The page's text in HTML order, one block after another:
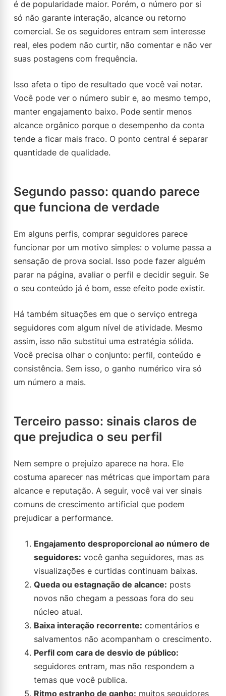
é de popularidade maior. Porém, o número por si
só não garante interação, alcance ou retorno
comercial. Se os seguidores entram sem interesse
real, eles podem não curtir, não comentar e não ver
suas postagens com frequência.
Isso afeta o tipo de resultado que você vai notar.
Você pode ver o número subir e, ao mesmo tempo,
manter engajamento baixo. Pode sentir menos
alcance orgânico porque o desempenho da conta
tende a ficar mais fraco. O ponto central é separar
quantidade de qualidade.
Segundo passo: quando parece
que funciona de verdade
Em alguns perfis, comprar seguidores parece
funcionar por um motivo simples: o volume passa a
sensação de prova social. Isso pode fazer alguém
parar na página, avaliar o perfil e decidir seguir. Se
o seu conteúdo já é bom, esse efeito pode existir.
Há também situações em que o serviço entrega
seguidores com algum nível de atividade. Mesmo
assim, isso não substitui uma estratégia sólida.
Você precisa olhar o conjunto: perfil, conteúdo e
consistência. Sem isso, o ganho numérico vira só
um número a mais.
Terceiro passo: sinais claros de
que prejudica o seu perfil
Nem sempre o prejuízo aparece na hora. Ele
costuma aparecer nas métricas que importam para
alcance e reputação. A seguir, você vai ver sinais
comuns de crescimento artificial que podem
prejudicar a performance.
Engajamento desproporcional ao número de
seguidores: você ganha seguidores, mas as
visualizações e curtidas continuam baixas.
Queda ou estagnação de alcance: posts
novos não chegam a pessoas fora do seu
núcleo atual.
Baixa interação recorrente: comentários e
salvamentos não acompanham o crescimento.
Perfil com cara de desvio de público:
seguidores entram, mas não respondem a
temas que você publica.
Ritmo estranho de ganho: muitos seguidores